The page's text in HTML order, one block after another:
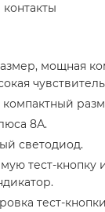
мощная
8А.
светодиод.
тест-кнопку
тест-